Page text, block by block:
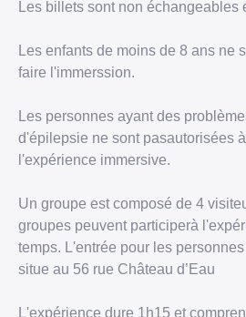
Les billets sont non échangeables
Les enfants de moins de 8 ans ne
faire l'immerssion.
Les personnes ayant des
d'épilepsie ne sont pasautorisées
l'expérience immersive.
Un groupe est composé de 4
groupes peuvent participerà
temps. L'entrée pour les
situe au 56 rue Château d’Eau
L'expérience dure 1h15 et